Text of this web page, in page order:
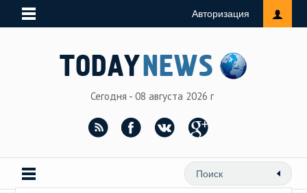
Авторизация
Сегодня - 08 августа 2026 г